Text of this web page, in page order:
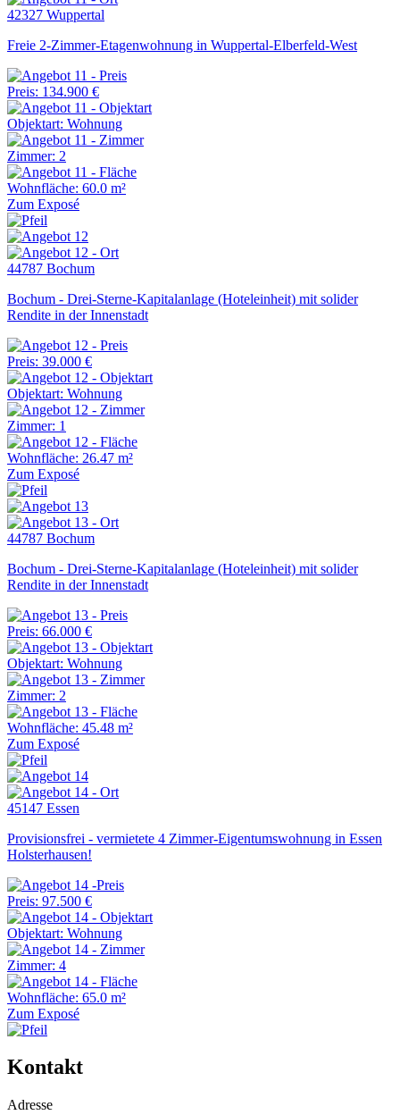
42327 Wuppertal
Freie 2-Zimmer-Etagenwohnung in Wuppertal-Elberfeld-West
Preis: 134.900 €
Objektart: Wohnung
Zimmer: 2
Wohnfläche: 60.0 m²
Zum Exposé
44787 Bochum
Bochum - Drei-Sterne-Kapitalanlage (Hoteleinheit) mit solider
Rendite in der Innenstadt
Preis: 39.000 €
Objektart: Wohnung
Zimmer: 1
Wohnfläche: 26.47 m²
Zum Exposé
44787 Bochum
Bochum - Drei-Sterne-Kapitalanlage (Hoteleinheit) mit solider
Rendite in der Innenstadt
Preis: 66.000 €
Objektart: Wohnung
Zimmer: 2
Wohnfläche: 45.48 m²
Zum Exposé
45147 Essen
Provisionsfrei - vermietete 4 Zimmer-Eigentumswohnung in Essen
Holsterhausen!
Preis: 97.500 €
Objektart: Wohnung
Zimmer: 4
Wohnfläche: 65.0 m²
Zum Exposé
Kontakt
Adresse